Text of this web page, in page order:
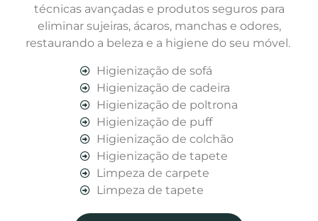
técnicas avançadas e produtos seguros para
eliminar sujeiras, ácaros, manchas e odores,
restaurando a beleza e a higiene do seu móvel.
Higienização de sofá
Higienização de cadeira
Higienização de poltrona
Higienização de puff
Higienização de colchão
Higienização de tapete
Limpeza de carpete
Limpeza de tapete